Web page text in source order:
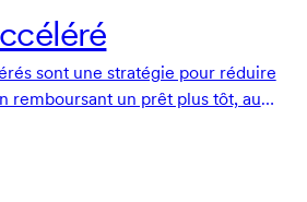
sont une stratégie pour réduire
remboursant un prêt plus tôt, au